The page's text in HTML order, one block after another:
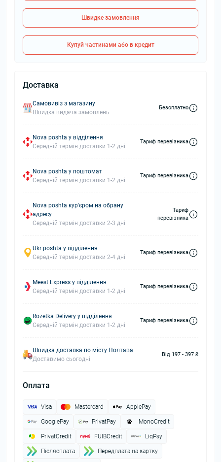
Швидке замовлення
Купуй частинами або в кредит
Доставка
Самовивіз з магазину
Швидка видача замовлень
Безоплатно
Nova poshta у відділення
Середній термін доставки 1-2 дні
Тариф перевізника
Nova poshta у поштомат
Середній термін доставки 1-2 дні
Тариф перевізника
Nova poshta кур'єром на обрану
адресу
Середній термін доставки 2-3 дні
Тариф
перевізника
Ukr poshta у відділення
Середній термін доставки 2-4 дні
Тариф перевізника
Meest Express у відділення
Середній термін доставки 1-2 дні
Тариф перевізника
Rozetka Delivery у відділення
Середній термін доставки 1-2 дні
Тариф перевізника
Швидка доставка по місту Полтава
Доставимо сьогодні
Від 197 - 397 ₴
Оплата
Visa Mastercard ApplePay
GooglePay PrivatPay MonoCredit
PrivatCredit FUIBCredit LiqPay
Пiслясплата Передплата на картку